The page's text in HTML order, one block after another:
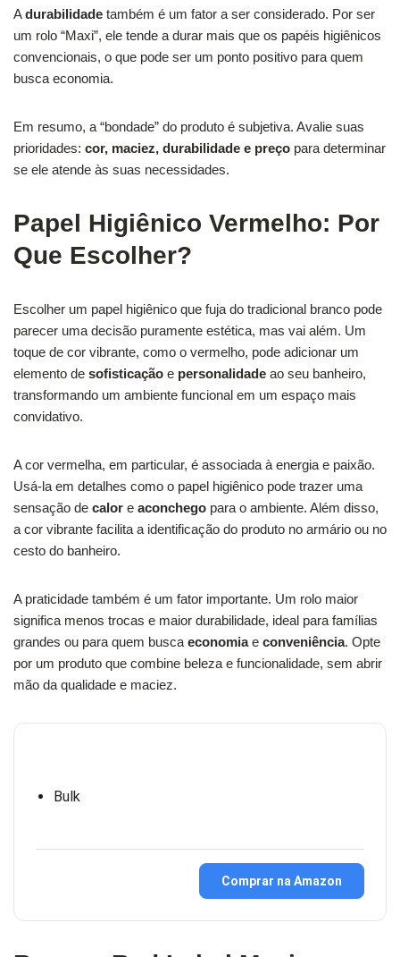
Adurabilidade também é um fator a ser considerado. Por ser
um rolo “Maxi”, ele tende a durar mais que os papéis higiênicos
convencionais, o que pode ser um ponto positivo para quem
busca economia.
Em resumo, a “bondade” do produto é subjetiva. Avalie suas
prioridades: cor, maciez, durabilidade e preço para determinar
se ele atende às suas necessidades.
Papel Higiênico Vermelho: Por
Que Escolher?
Escolher um papel higiênico que fuja do tradicional branco pode
parecer uma decisão puramente estética, mas vai além. Um
toque de cor vibrante, como o vermelho, pode adicionar um
elemento de sofisticação e personalidade ao seu banheiro,
transformando um ambiente funcional em um espaço mais
convidativo.
A cor vermelha, em particular, é associada à energia e paixão.
Usá-la em detalhes como o papel higiênico pode trazer uma
sensação de calor e aconchego para o ambiente. Além disso,
a cor vibrante facilita a identificação do produto no armário ou no
cesto do banheiro.
A praticidade também é um fator importante. Um rolo maior
significa menos trocas e maior durabilidade, ideal para famílias
grandes ou para quem busca economiae conveniência. Opte
por um produto que combine beleza e funcionalidade, sem abrir
mão da qualidade e maciez.
Bulk
Comprar na Amazon